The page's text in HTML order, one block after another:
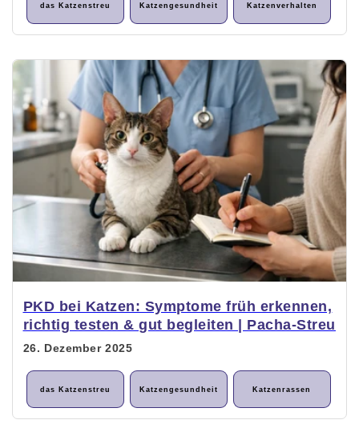
das Katzenstreu Katzengesundheit Katzenverhalten
PKD bei Katzen: Symptome früh erkennen,
richtig testen & gut begleiten | Pacha-Streu
26. Dezember 2025
das Katzenstreu Katzengesundheit Katzenrassen